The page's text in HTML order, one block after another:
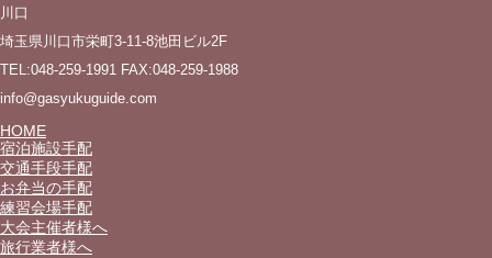
川口
埼玉県川口市栄町3-11-8池田ビル2F
TEL:048-259-1991 FAX:048-259-1988
info@gasyukuguide.com
HOME
宿泊施設手配
交通手段手配
お弁当の手配
練習会場手配
大会主催者様へ
旅行業者様へ